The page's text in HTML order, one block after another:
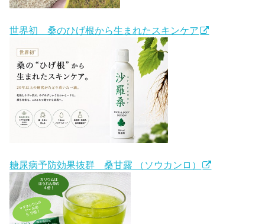
世界初 桑のひげ根から生まれたスキンケア
糖尿病予防効果抜群 桑甘露 （ソウカンロ）